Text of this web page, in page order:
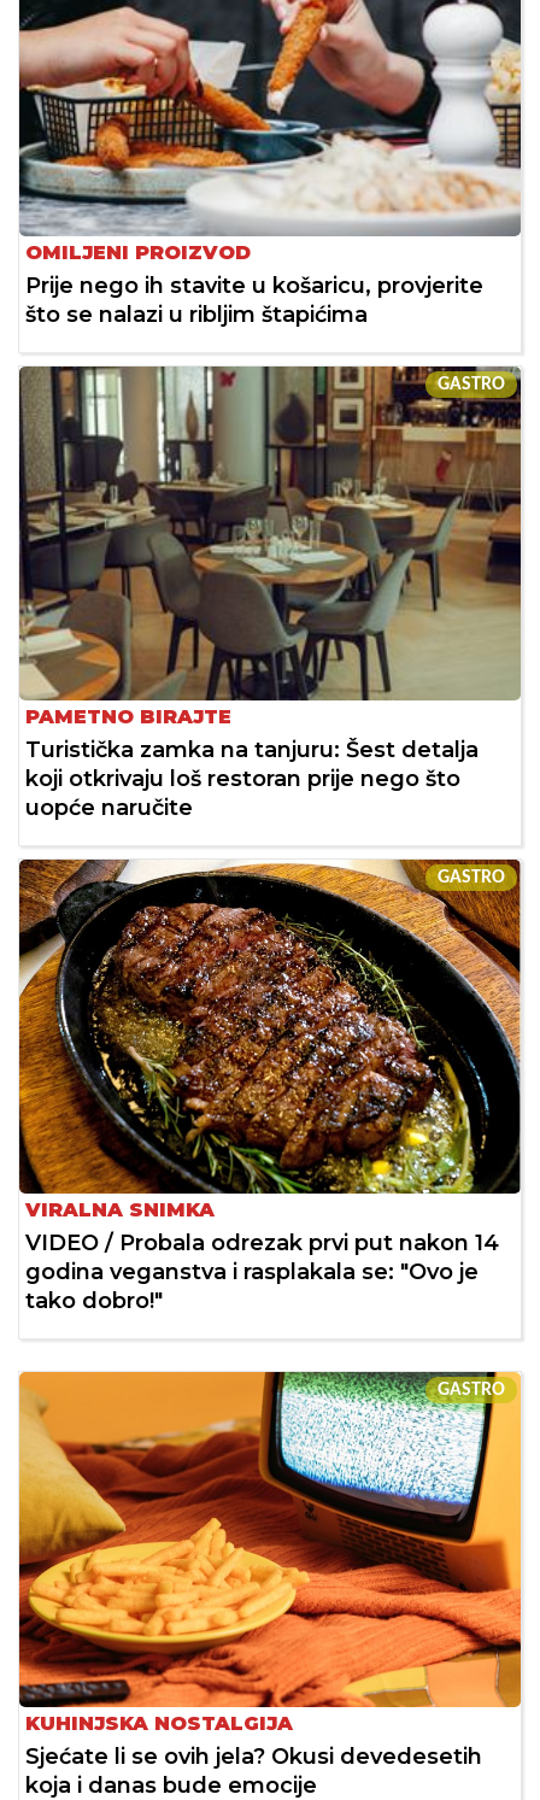
OMILJENI PROIZVOD
Prije nego ih stavite u košaricu, provjerite
što se nalazi u ribljim štapićima
GASTRO
PAMETNO BIRAJTE
Turistička zamka na tanjuru: Šest detalja
koji otkrivaju loš restoran prije nego što
uopće naručite
GASTRO
VIRALNA SNIMKA
VIDEO / Probala odrezak prvi put nakon 14
godina veganstva i rasplakala se: "Ovo je
tako dobro!"
GASTRO
KUHINJSKA NOSTALGIJA
Sjećate li se ovih jela? Okusi devedesetih
koja i danas bude emocije